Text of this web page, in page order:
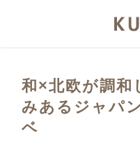
和×北欧が調和
みあるジャパ
ベ